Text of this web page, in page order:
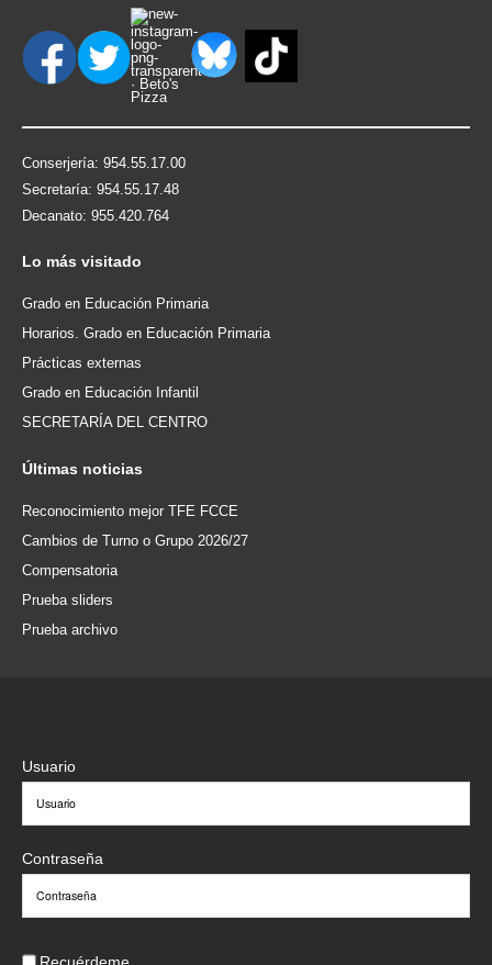
Conserjería: 954.55.17.00
Secretaría: 954.55.17.48
Decanato: 955.420.764
Lo más visitado
Grado en Educación Primaria
Horarios. Grado en Educación Primaria
Prácticas externas
Grado en Educación Infantil
SECRETARÍA DEL CENTRO
Últimas noticias
Reconocimiento mejor TFE FCCE
Cambios de Turno o Grupo 2026/27
Compensatoria
Prueba sliders
Prueba archivo
Usuario
Contraseña